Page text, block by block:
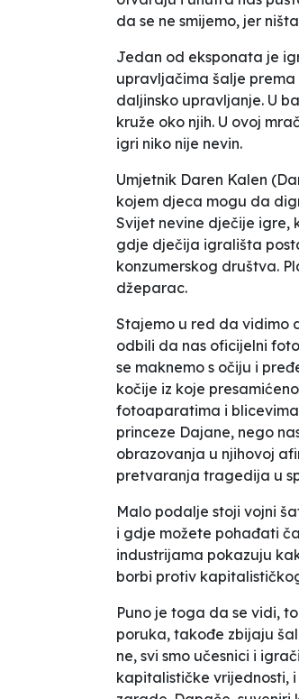
da se ne smijemo, jer
Jedan od eksponata je
upravljačima šalje
daljinsko upravljanje. U
kruže oko njih. U ovoj
igri niko nije nevin.
Umjetnik Daren Kalen
kojem djeca mogu da
Svijet nevine dječije igre,
gdje dječija igrališta
konzumerskog društva.
džeparac.
Stajemo u red da vidimo
odbili da nas oficijelni
se maknemo s očiju i
kočije iz koje
fotoaparatima i blicevima
princeze Dajane, nego
obrazovanja u njihovoj
pretvaranja tragedija u
Malo podalje stoji vojni
i gdje možete pohađati
industrijama pokazuju
borbi protiv
Puno je toga da se vidi,
poruka, takođe zbijaju
ne, svi smo učesnici i
kapitalističke vrijednosti,